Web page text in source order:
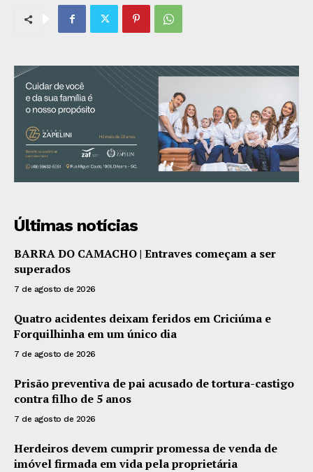
Últimas notícias
BARRA DO CAMACHO | Entraves começam a ser
superados
7 de agosto de 2026
Quatro acidentes deixam feridos em Criciúma e
Forquilhinha em um único dia
7 de agosto de 2026
Prisão preventiva de pai acusado de tortura-castigo
contra filho de 5 anos
7 de agosto de 2026
Herdeiros devem cumprir promessa de venda de
imóvel firmada em vida pela proprietária